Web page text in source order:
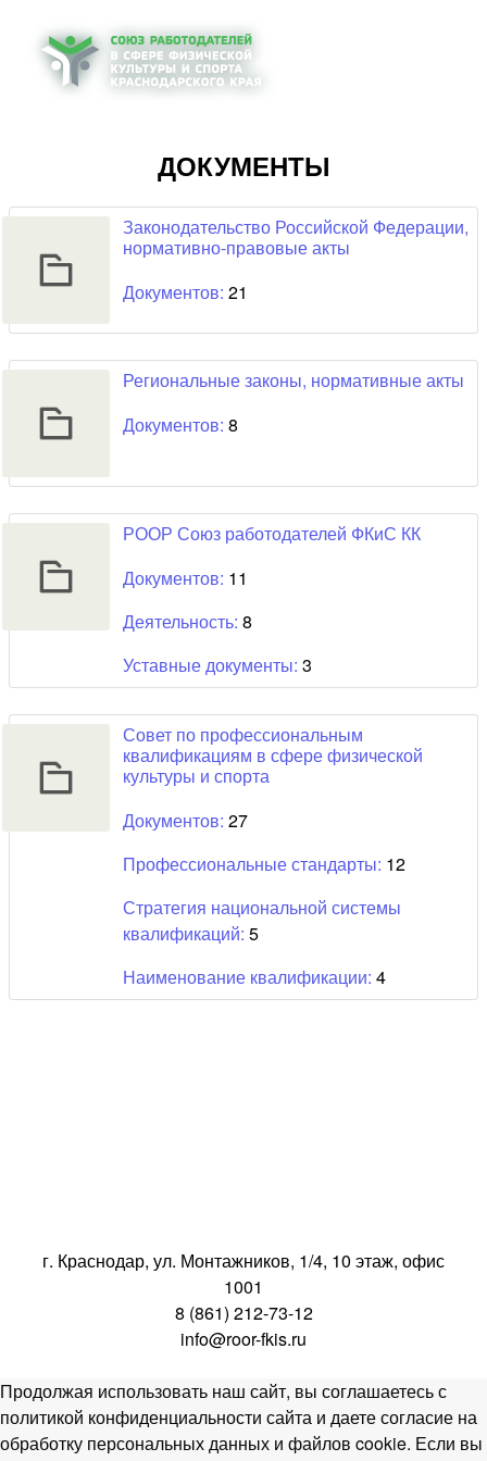
ДОКУМЕНТЫ
Законодательство Российской Федерации,
нормативно-правовые акты
Документов: 21
Региональные законы, нормативные акты
Документов: 8
РООР Союз работодателей ФКиС КК
Документов: 11
Деятельность: 8
Уставные документы: 3
Совет по профессиональным
квалификациям в сфере физической
культуры и спорта
Документов: 27
Профессиональные стандарты: 12
Стратегия национальной системы
квалификаций: 5
Наименование квалификации: 4
г. Краснодар, ул. Монтажников, 1/4, 10 этаж, офис
1001
8 (861) 212-73-12
info@roor-fkis.ru
Продолжая использовать наш сайт, вы соглашаетесь с
политикой конфиденциальности сайта и даете согласие на
обработку персональных данных и файлов cookie. Если вы